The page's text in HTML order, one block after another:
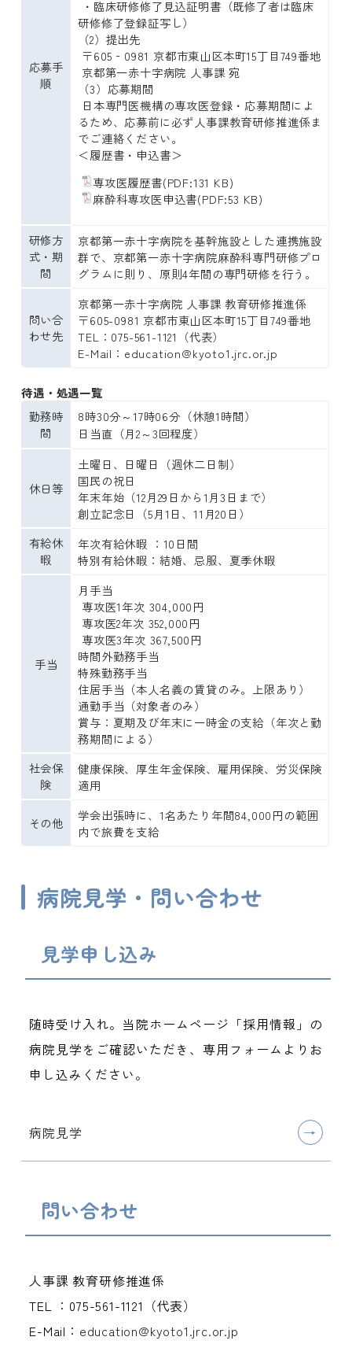
応募手
順
研修修了登録証写し）
（2）提出先
（3）応募期間
るため、応募前に必ず人事課教育研修推進係ま
でご連絡ください。
＜履歴書・申込書＞
専攻医履歴書(PDF:131 KB)
麻酔科専攻医申込書(PDF:53 KB)
研修方
式・期
間
京都第一赤十字病院を基幹施設とした連携施設
群で、京都第一赤十字病院麻酔科専門研修プロ
グラムに則り、原則4年間の専門研修を行う。
問い合
わせ先
京都第一赤十字病院 人事課 教育研修推進係
〒605-0981 京都市東山区本町15丁目749番地
TEL：075-561-1121（代表）
E-Mail：education@kyoto1.jrc.or.jp
待遇・処遇一覧
勤務時
間
8時30分～17時06分（休憩1時間）
日当直（月2～3回程度）
休日等
土曜日、日曜日（週休二日制）
国民の祝日
年末年始（12月29日から1月3日まで）
創立記念日（5月1日、11月20日）
有給休
暇
年次有給休暇 ：10日間
特別有給休暇：結婚、忌服、夏季休暇
手当
月手当
時間外勤務手当
特殊勤務手当
住居手当（本人名義の賃貸のみ。上限あり）
通勤手当（対象者のみ）
賞与：夏期及び年末に一時金の支給（年次と勤
務期間による）
社会保
険
健康保険、厚生年金保険、雇用保険、労災保険
適用
その他
学会出張時に、1名あたり年間84,000円の範囲
内で旅費を支給
病院見学・問い合わせ
見学申し込み
随時受け入れ。当院ホームページ「採用情報」の
病院見学をご確認いただき、専用フォームよりお
申し込みください。
病院見学
問い合わせ
人事課 教育研修推進係
TEL ：075-561-1121（代表）
E-Mail： education@kyoto1.jrc.or.jp